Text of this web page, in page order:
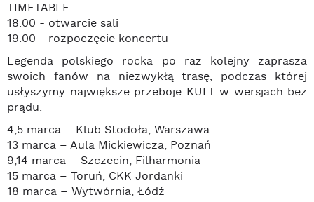
TIMETABLE:
18.00 - otwarcie sali
19.00 - rozpoczęcie koncertu
Legenda polskiego rocka po raz kolejny zaprasza
swoich fanów na niezwykłą trasę, podczas której
usłyszymy największe przeboje KULT w wersjach bez
prądu.
4,5 marca – Klub Stodoła, Warszawa
13 marca – Aula Mickiewicza, Poznań
9,14 marca – Szczecin, Filharmonia
15 marca – Toruń, CKK Jordanki
18 marca – Wytwórnia, Łódź